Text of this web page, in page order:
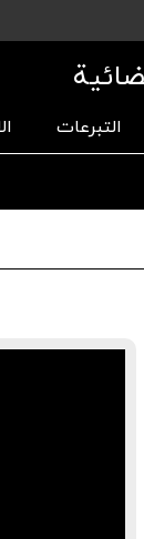
التبرعات